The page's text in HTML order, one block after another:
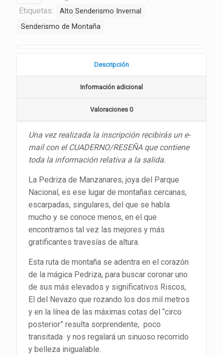
Etiquetas:
Alto Senderismo Invernal
Senderismo de Montaña
Descripción
Información adicional
Valoraciones 0
Una vez realizada la inscripción recibirás un e-
mail con el CUADERNO/RESEÑA que contiene
toda la información relativa a la salida.
La Pedriza de Manzanares, joya del Parque
Nacional, es ese lugar de montañas cercanas,
escarpadas, singulares, del que se habla
mucho y se conoce menos, en el que
encontramos tal vez las mejores y más
gratificantes travesías de altura.
Esta ruta de montaña se adentra en el corazón
de la mágica Pedriza, para buscar coronar uno
de sus más elevados y significativos Riscos,
El del Nevazo que rozando los dos mil metros
y en la línea de las máximas cotas del “circo
posterior” resulta sorprendente, poco
transitada y nos regalará un sinuoso recorrido
y belleza inigualable.